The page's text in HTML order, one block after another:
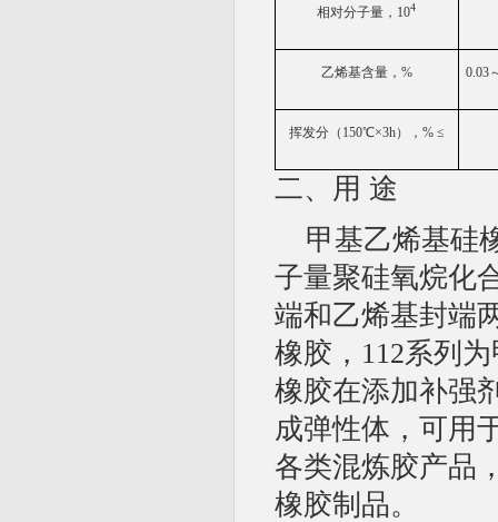
相对分子量， 104
乙烯基含量， % 0.03
挥发分（ 150℃×3h）， % ≤
二、用 途
甲基乙烯基硅
子量聚硅氧烷化
端和乙烯基封端
橡胶，112系列
橡胶在添加补强
成弹性体，可用
各类混炼胶产品
橡胶制品。